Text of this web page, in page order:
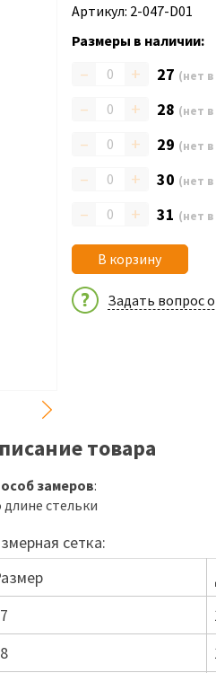
Артикул: 2-047-D01
Размеры в наличии:
– + 27 (нет
– + 28 (нет
– + 29 (нет
– + 30 (нет
– + 31 (нет
В корзину
Задать вопрос
товара
замеров:
длине стельки
сетка: